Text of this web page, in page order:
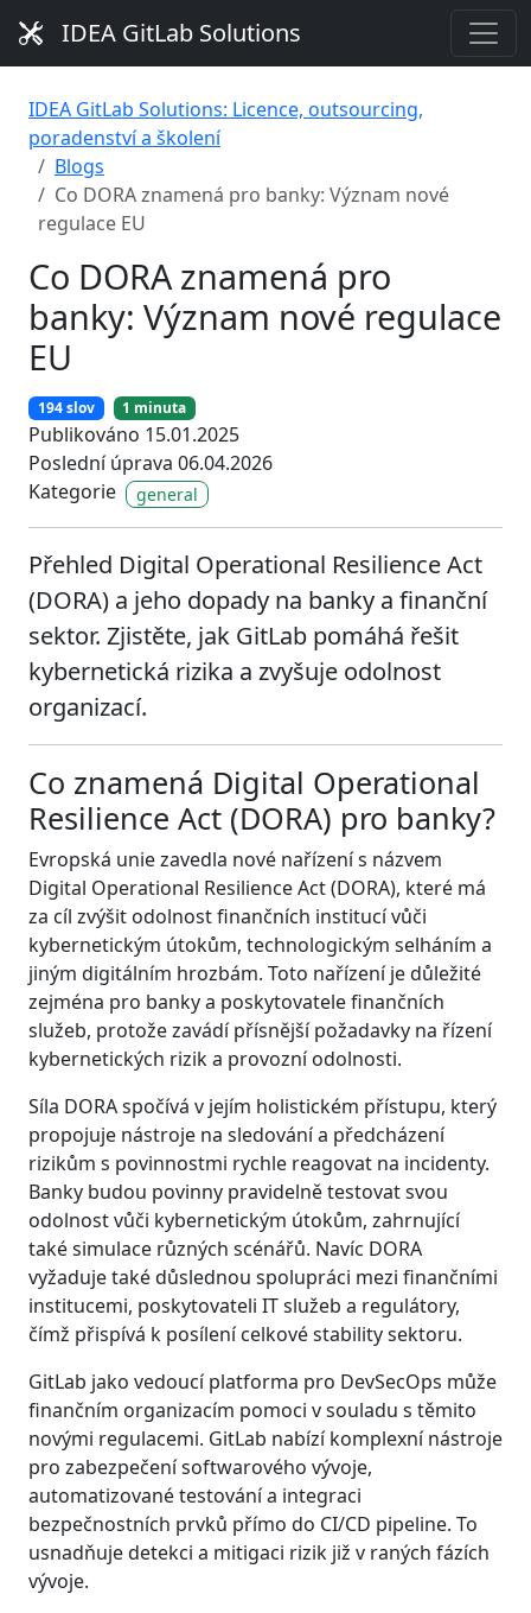
IDEA GitLab Solutions
IDEA GitLab Solutions: Licence, outsourcing,
poradenství a školení
Blogs
Co DORA znamená pro banky: Význam nové
regulace EU
Co DORA znamená pro
banky: Význam nové regulace
EU
194 slov 1 minuta
Publikováno 15.01.2025
Poslední úprava 06.04.2026
Kategorie
general
Přehled Digital Operational Resilience Act
(DORA) a jeho dopady na banky a finanční
sektor. Zjistěte, jak GitLab pomáhá řešit
kybernetická rizika a zvyšuje odolnost
organizací.
Co znamená Digital Operational
Resilience Act (DORA) pro banky?
Evropská unie zavedla nové nařízení s názvem
Digital Operational Resilience Act (DORA), které má
za cíl zvýšit odolnost finančních institucí vůči
kybernetickým útokům, technologickým selháním a
jiným digitálním hrozbám. Toto nařízení je důležité
zejména pro banky a poskytovatele finančních
služeb, protože zavádí přísnější požadavky na řízení
kybernetických rizik a provozní odolnosti.
Síla DORA spočívá v jejím holistickém přístupu, který
propojuje nástroje na sledování a předcházení
rizikům s povinnostmi rychle reagovat na incidenty.
Banky budou povinny pravidelně testovat svou
odolnost vůči kybernetickým útokům, zahrnující
také simulace různých scénářů. Navíc DORA
vyžaduje také důslednou spolupráci mezi finančními
institucemi, poskytovateli IT služeb a regulátory,
čímž přispívá k posílení celkové stability sektoru.
GitLab jako vedoucí platforma pro DevSecOps může
finančním organizacím pomoci v souladu s těmito
novými regulacemi. GitLab nabízí komplexní nástroje
pro zabezpečení softwarového vývoje,
automatizované testování a integraci
bezpečnostních prvků přímo do CI/CD pipeline. To
usnadňuje detekci a mitigaci rizik již v raných fázích
vývoje.